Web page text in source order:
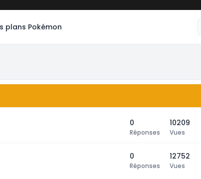
plans Pokémon
0
Réponses
10209
Vues
0
Réponses
12752
Vues